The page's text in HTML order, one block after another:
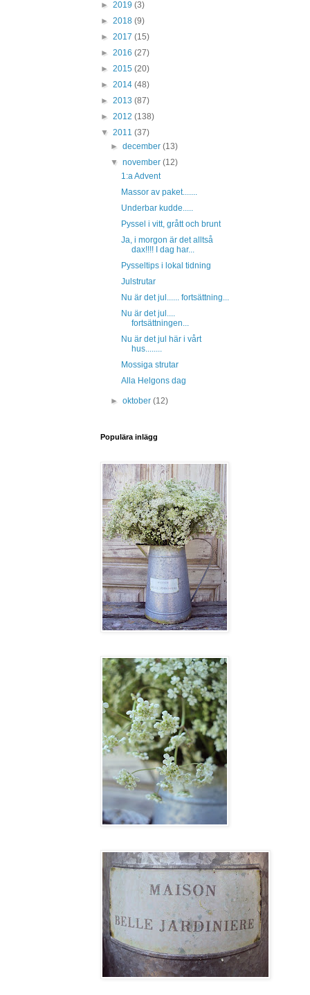
► 2019 (3)
► 2018 (9)
► 2017 (15)
► 2016 (27)
► 2015 (20)
► 2014 (48)
► 2013 (87)
► 2012 (138)
▼ 2011 (37)
►december(13)
▼november(12)
1:a Advent
Massor av paket.......
Underbar kudde.....
Pyssel i vitt, grått och brunt
Ja, i morgon är det alltså
dax!!!! I dag har...
Pysseltips i lokal tidning
Julstrutar
Nu är det jul...... fortsättning...
Nu är det jul....
fortsättningen...
Nu är det jul här i vårt
hus........
Mossiga strutar
Alla Helgons dag
►oktober(12)
Populära inlägg